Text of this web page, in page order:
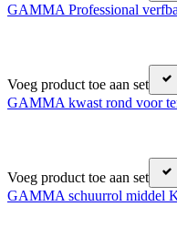
GAMMA Professional
Voeg product toe aan set
GAMMA kwast rond voor
Voeg product toe aan set
GAMMA schuurrol middel